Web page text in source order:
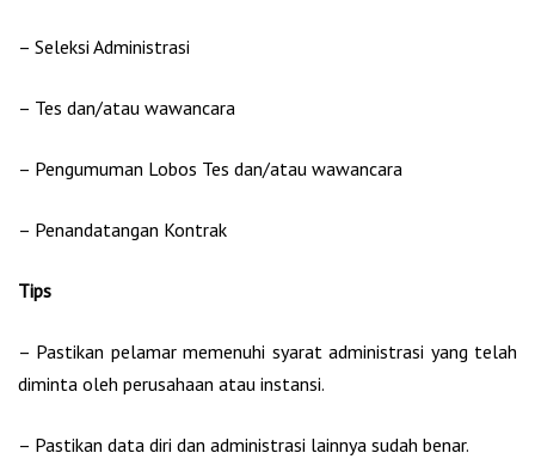
– Seleksi Administrasi
– Tes dan/atau wawancara
– Pengumuman Lobos Tes dan/atau wawancara
– Penandatangan Kontrak
Tips
– Pastikan pelamar memenuhi syarat administrasi yang telah
diminta oleh perusahaan atau instansi.
– Pastikan data diri dan administrasi lainnya sudah benar.